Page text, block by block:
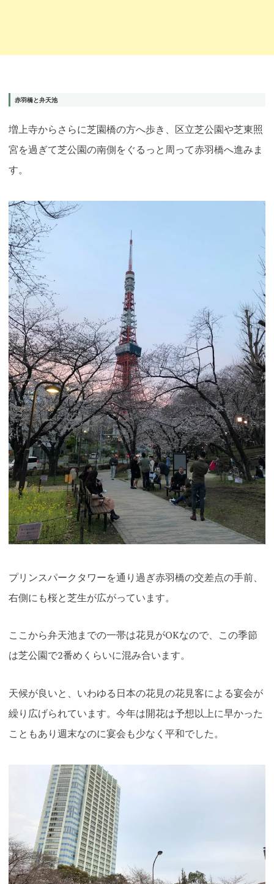
赤羽橋と弁天池
増上寺からさらに芝園橋の方へ歩き、区立芝公園や芝東照
宮を過ぎて芝公園の南側をぐるっと周って赤羽橋へ進みま
す。
プリンスパークタワーを通り過ぎ赤羽橋の交差点の手前、
右側にも桜と芝生が広がっています。
ここから弁天池までの一帯は花見がOKなので、この季節
は芝公園で2番めくらいに混み合います。
天候が良いと、いわゆる日本の花見の花見客による宴会が
繰り広げられています。今年は開花は予想以上に早かった
こともあり週末なのに宴会も少なく平和でした。